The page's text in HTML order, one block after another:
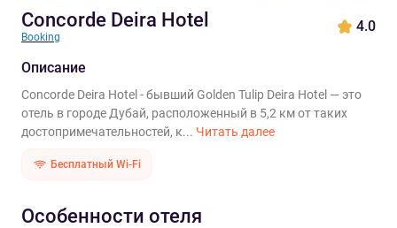
Concorde Deira Hotel
Booking
4.0
Описание
Concorde Deira Hotel - бывший Golden Tulip Deira Hotel — это
отель в городе Дубай, расположенный в 5,2 км от таких
достопримечательностей, к... Читать далее
Бесплатный Wi-Fi
Особенности отеля